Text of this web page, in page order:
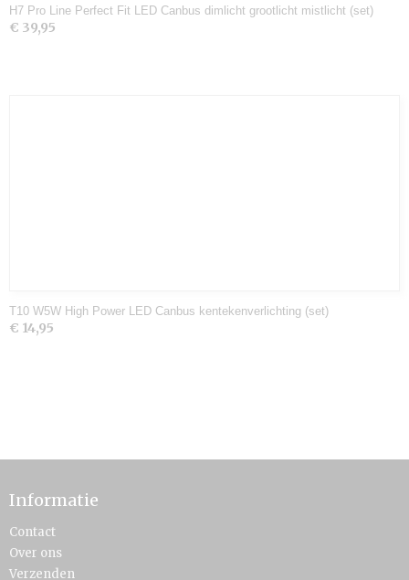
H7 Pro Line Perfect Fit LED Canbus dimlicht grootlicht mistlicht (set)
€ 39,95
T10 W5W High Power LED Canbus kentekenverlichting (set)
€ 14,95
Informatie
Contact
Over ons
Verzenden